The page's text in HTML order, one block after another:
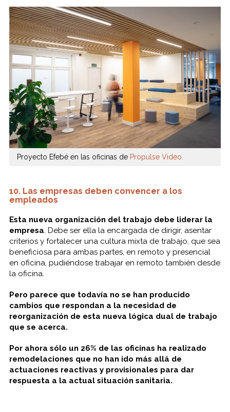
Proyecto Efebé en las oficinas de Propulse Video.
10. Las empresas deben convencer a los
empleados
Esta nueva organización del trabajo debe liderar la
empresa. Debe ser ella la encargada de dirigir, asentar
criterios y fortalecer una cultura mixta de trabajo, que sea
beneficiosa para ambas partes, en remoto y presencial
en oficina, pudiéndose trabajar en remoto también desde
la oficina.
Pero parece que todavía no se han producido
cambios que respondan a la necesidad de
reorganización de esta nueva lógica dual de trabajo
que se acerca.
Por ahora sólo un 26% de las oficinas ha realizado
remodelaciones que no han ido más allá de
actuaciones reactivas y provisionales para dar
respuesta a la actual situación sanitaria.